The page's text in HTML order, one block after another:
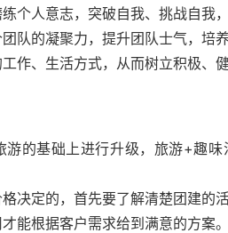
个人意志，突破自我、挑战自我
队的凝聚力，提升团队士气，培
作、生活方式，从而树立积极、
游的基础上进行升级，旅游+趣
决定的，首先要了解清楚团建的
能根据客户需求给到满意的方案。